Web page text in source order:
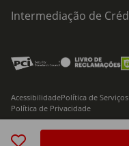
Intermediação de
© 2026 Modelo Continente
AcessibilidadePolítica de Serviços
Política de Privacidade